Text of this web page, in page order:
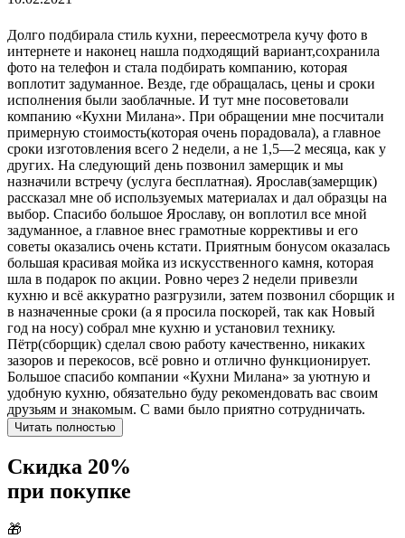
Долго подбирала стиль кухни, переесмотрела кучу фото в
интернете и наконец нашла подходящий вариант,сохранила
фото на телефон и стала подбирать компанию, которая
воплотит задуманное. Везде, где обращалась, цены и сроки
исполнения были заоблачные. И тут мне посоветовали
компанию «Кухни Милана». При обращении мне посчитали
примерную стоимость(которая очень порадовала), а главное
сроки изготовления всего 2 недели, а не 1,5—2 месяца, как у
других. На следующий день позвонил замерщик и мы
назначили встречу (услуга бесплатная). Ярослав(замерщик)
рассказал мне об используемых материалах и дал образцы на
выбор. Спасибо большое Ярославу, он воплотил все мной
задуманное, а главное внес грамотные коррективы и его
советы оказались очень кстати. Приятным бонусом оказалась
большая красивая мойка из искусственного камня, которая
шла в подарок по акции. Ровно через 2 недели привезли
кухню и всё аккуратно разгрузили, затем позвонил сборщик и
в назначенные сроки (а я просила поскорей, так как Новый
год на носу) собрал мне кухню и установил технику.
Пётр(сборщик) сделал свою работу качественно, никаких
зазоров и перекосов, всё ровно и отлично функционирует.
Большое спасибо компании «Кухни Милана» за уютную и
удобную кухню, обязательно буду рекомендовать вас своим
друзьям и знакомым. С вами было приятно сотрудничать.
Читать полностью
Скидка 20%
при покупке
🎁